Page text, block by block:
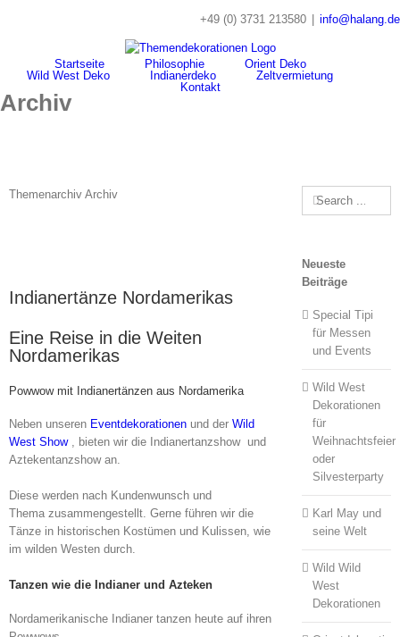
+49 (0) 3731 213580 info@halang.de
Startseite Philosophie
Orient Deko
Wild West Deko
Indianerdeko
Zeltvermietung
Kontakt
Archiv
Themenarchiv Archiv
Indianertänze Nordamerikas
Eine Reise in die Weiten
Nordamerikas
Powwow mit Indianertänzen aus Nordamerika
Neben unseren Eventdekorationen und der Wild
West Show , bieten wir die Indianertanzshow und
Aztekentanzshow an.
Diese werden nach Kundenwunsch und
Thema zusammengestellt. Gerne führen wir die
Tänze in historischen Kostümen und Kulissen, wie
im wilden Westen durch.
Tanzen wie die Indianer und Azteken
Nordamerikanische Indianer tanzen heute auf ihren
Search
for:
Neueste
Beiträge
Special Tipi
für Messen
und Events
Wild West
Dekorationen
für
Weihnachtsfeier
oder
Silvesterparty
Karl May und
seine Welt
Wild Wild
West
Dekorationen